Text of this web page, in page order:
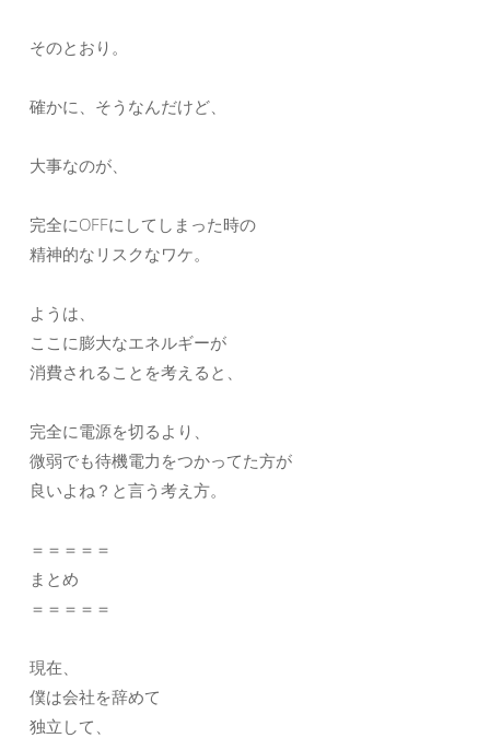
そのとおり。
確かに、そうなんだけど、
大事なのが、
完全にOFFにしてしまった時の
精神的なリスクなワケ。
ようは、
ここに膨大なエネルギーが
消費されることを考えると、
完全に電源を切るより、
微弱でも待機電力をつかってた方が
良いよね？と言う考え方。
＝＝＝＝＝
まとめ
＝＝＝＝＝
現在、
僕は会社を辞めて
独立して、